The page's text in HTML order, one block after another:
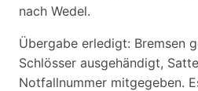
nach Wedel.
Übergabe erledigt: Bremsen
Schlösser ausgehändigt,
Notfallnummer mitgegeben.